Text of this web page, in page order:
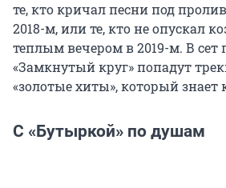
те, кто кричал песни под
2018-м, или те, кто не опускал
теплым вечером в 2019-м. В сет
«Замкнутый круг» попадут
«золотые хиты», который
С «Бутыркой» по душам